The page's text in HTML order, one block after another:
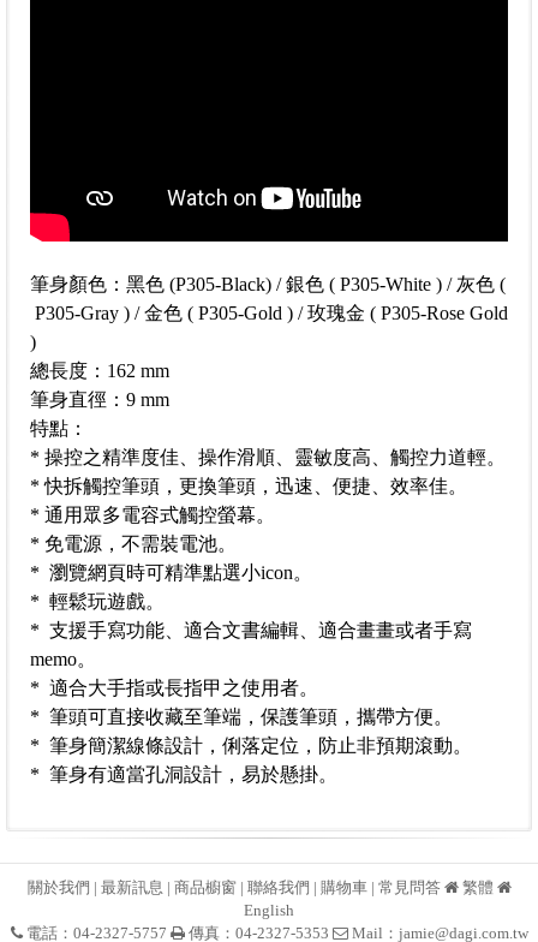
筆身顏色：黑色 (P305-Black) / 銀色 ( P305-White ) / 灰色 (
P305-Gray ) / 金色 ( P305-Gold ) / 玫瑰金 ( P305-Rose Gold
)
總長度：162 mm
筆身直徑：9 mm
特點：
* 操控之精準度佳、操作滑順、靈敏度高、觸控力道輕。
* 快拆觸控筆頭，更換筆頭，迅速、便捷、效率佳。
* 通用眾多電容式觸控螢幕。
* 免電源，不需裝電池。
* 瀏覽網頁時可精準點選小icon。
* 輕鬆玩遊戲。
* 支援手寫功能、適合文書編輯、適合畫畫或者手寫
memo。
* 適合大手指或長指甲之使用者。
* 筆頭可直接收藏至筆端，保護筆頭，攜帶方便。
* 筆身簡潔線條設計，俐落定位，防止非預期滾動。
* 筆身有適當孔洞設計，易於懸掛。
關於我們 | 最新訊息 | 商品櫥窗| 聯絡我們 | 購物車| 常見問答
繁體
English
電話：04-2327-5757
傳真：04-2327-5353 Mail： jamie@dagi.com.tw